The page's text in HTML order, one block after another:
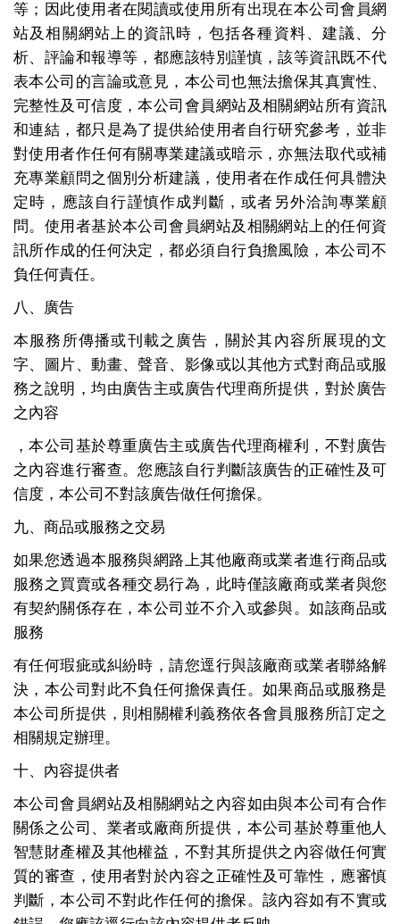
等；因此使用者在閱讀或使用所有出現在本公司會員網
站及相關網站上的資訊時，包括各種資料、建議、分
析、評論和報導等，都應該特別謹慎，該等資訊既不代
表本公司的言論或意見，本公司也無法擔保其真實性、
完整性及可信度，本公司會員網站及相關網站所有資訊
和連結，都只是為了提供給使用者自行研究參考，並非
對使用者作任何有關專業建議或暗示，亦無法取代或補
充專業顧問之個別分析建議，使用者在作成任何具體決
定時，應該自行謹慎作成判斷，或者另外洽詢專業顧
問。使用者基於本公司會員網站及相關網站上的任何資
訊所作成的任何決定，都必須自行負擔風險，本公司不
負任何責任。
八、廣告
本服務所傳播或刊載之廣告，關於其內容所展現的文
字、圖片、動畫、聲音、影像或以其他方式對商品或服
務之說明，均由廣告主或廣告代理商所提供，對於廣告
之內容
，本公司基於尊重廣告主或廣告代理商權利，不對廣告
之內容進行審查。您應該自行判斷該廣告的正確性及可
信度，本公司不對該廣告做任何擔保。
九、商品或服務之交易
如果您透過本服務與網路上其他廠商或業者進行商品或
服務之買賣或各種交易行為，此時僅該廠商或業者與您
有契約關係存在，本公司並不介入或參與。如該商品或
服務
有任何瑕疵或糾紛時，請您逕行與該廠商或業者聯絡解
決，本公司對此不負任何擔保責任。如果商品或服務是
本公司所提供，則相關權利義務依各會員服務所訂定之
相關規定辦理。
十、內容提供者
本公司會員網站及相關網站之內容如由與本公司有合作
關係之公司、業者或廠商所提供，本公司基於尊重他人
智慧財產權及其他權益，不對其所提供之內容做任何實
質的審查，使用者對於內容之正確性及可靠性，應審慎
判斷，本公司不對此作任何的擔保。該內容如有不實或